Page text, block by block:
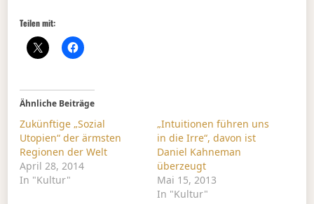
Teilen mit:
Ähnliche Beiträge
Zukünftige „Sozial
Utopien“ der ärmsten
Regionen der Welt
April 28, 2014
In "Kultur"
„Intuitionen führen uns
in die Irre“, davon ist
Daniel Kahneman
überzeugt
Mai 15, 2013
In "Kultur"